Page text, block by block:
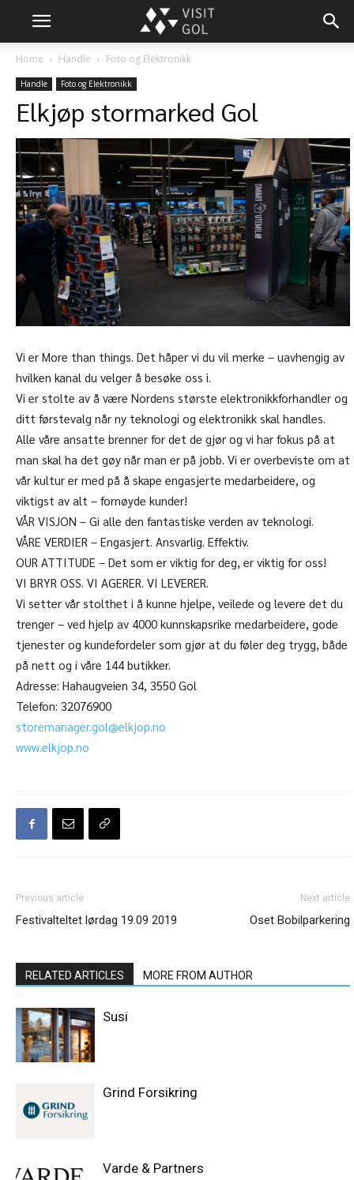
Home Handle Foto og Elektronikk
Handle Foto og Elektronikk
Elkjøp stormarked Gol
Vi er More than things. Det håper vi du vil merke – uavhengig av
hvilken kanal du velger å besøke oss i.
Vi er stolte av å være Nordens største elektronikkforhandler og
ditt førstevalg når ny teknologi og elektronikk skal handles.
Alle våre ansatte brenner for det de gjør og vi har fokus på at
man skal ha det gøy når man er på jobb. Vi er overbeviste om at
vår kultur er med på å skape engasjerte medarbeidere, og
viktigst av alt – fornøyde kunder!
VÅR VISJON – Gi alle den fantastiske verden av teknologi.
VÅRE VERDIER – Engasjert. Ansvarlig. Effektiv.
OUR ATTITUDE – Det som er viktig for deg, er viktig for oss!
VI BRYR OSS. VI AGERER. VI LEVERER.
Vi setter vår stolthet i å kunne hjelpe, veilede og levere det du
trenger – ved hjelp av 4000 kunnskapsrike medarbeidere, gode
tjenester og kundefordeler som gjør at du føler deg trygg, både
på nett og i våre 144 butikker.
Adresse: Hahaugveien 34, 3550 Gol
Telefon: 32076900
storemanager.gol@elkjop.no
www.elkjop.no
Previous article
Festivalteltet lørdag 19.09 2019
Next article
Oset Bobilparkering
RELATED ARTICLES MORE FROM AUTHOR
Susi
Grind Forsikring
Varde & Partners